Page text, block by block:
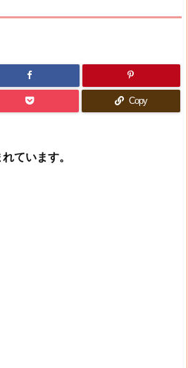

Copy
ています。